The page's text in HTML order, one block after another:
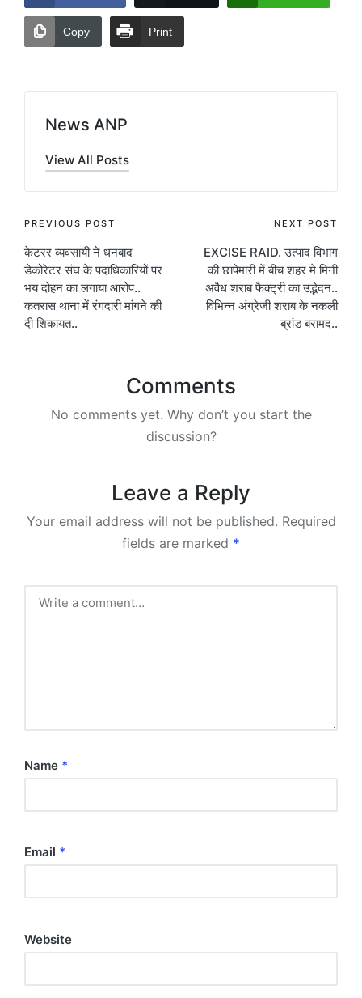
Copy Print
News ANP
View All Posts
Post
navigation
PREVIOUS POST
केटरर व्यवसायी ने धनबाद
डेकोरेटर संघ के पदाधिकारियों पर
भय दोहन का लगाया आरोप..
कतरास थाना में रंगदारी मांगने की
दी शिकायत..
NEXT POST
EXCISE RAID. उत्पाद विभाग
की छापेमारी में बीच शहर मे मिनी
अवैध शराब फैक्ट्री का उद्भेदन..
विभिन्न अंग्रेजी शराब के नकली
ब्रांड बरामद..
Comments
No comments yet. Why don’t you start the
discussion?
Leave a Reply
Your email address will not be published. Required
fields are marked *
Name *
Email *
Website